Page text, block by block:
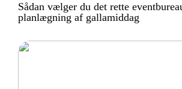
Sådan vælger du det rette
planlægning af gallamiddag